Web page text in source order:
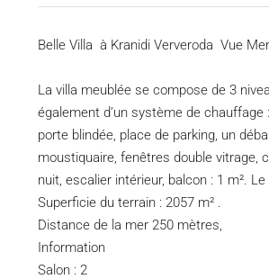
Belle Villa à Kranidi Ververoda Vue Mer
La villa meublée se compose de 3
également d’un système de
porte blindée, place de parking, un
moustiquaire, fenêtres double vitrage,
nuit, escalier intérieur, balcon : 1 m².
Superficie du terrain : 2057 m² .
Distance de la mer 250 mètres,
Information
Salon : 2